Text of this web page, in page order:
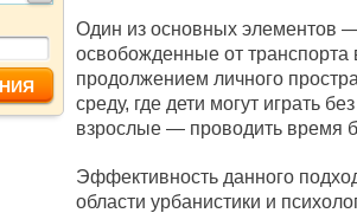
Один из основных элементов
освобожденные от транспорта
продолжением личного
среду, где дети могут играть
взрослые — проводить время
Эффективность данного
области урбанистики и